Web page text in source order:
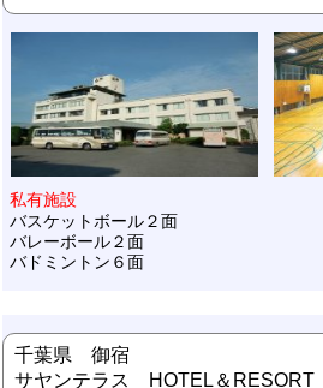
私有施設
バスケットボール２面
バレーボール２面
バドミントン６面
千葉県 御宿
サヤンテラス HOTEL＆RESORT